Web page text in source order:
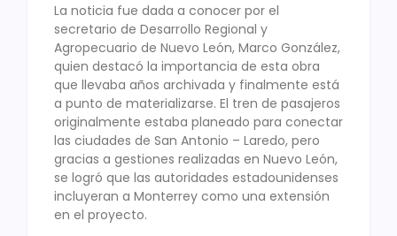
La noticia fue dada a conocer por el
secretario de Desarrollo Regional y
Agropecuario de Nuevo León, Marco González,
quien destacó la importancia de esta obra
que llevaba años archivada y finalmente está
a punto de materializarse. El tren de pasajeros
originalmente estaba planeado para conectar
las ciudades de San Antonio – Laredo, pero
gracias a gestiones realizadas en Nuevo León,
se logró que las autoridades estadounidenses
incluyeran a Monterrey como una extensión
en el proyecto.